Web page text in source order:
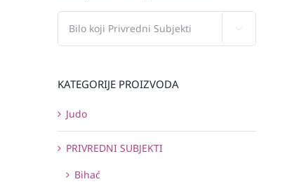
KATEGORIJE PROIZVODA
Judo
PRIVREDNI SUBJEKTI
Bihać